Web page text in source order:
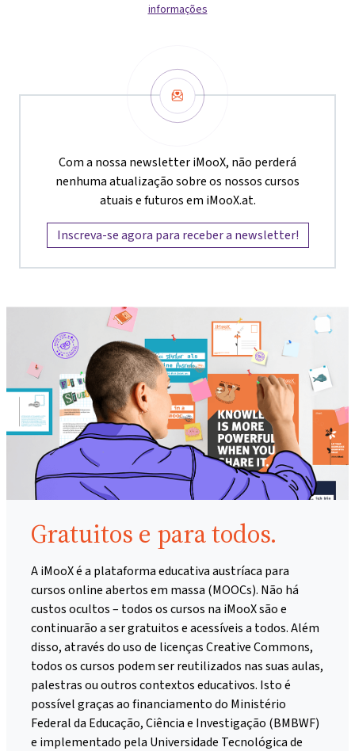
informações
Newsletter
Com a nossa newsletter iMooX, não perderá
nenhuma atualização sobre os nossos cursos
atuais e futuros em iMooX.at.
Inscreva-se agora para receber a newsletter!
Gratuitos e para todos.
A iMooX é a plataforma educativa austríaca para
cursos online abertos em massa (MOOCs). Não há
custos ocultos – todos os cursos na iMooX são e
continuarão a ser gratuitos e acessíveis a todos. Além
disso, através do uso de licenças Creative Commons,
todos os cursos podem ser reutilizados nas suas aulas,
palestras ou outros contextos educativos. Isto é
possível graças ao financiamento do Ministério
Federal da Educação, Ciência e Investigação (BMBWF)
e implementado pela Universidade Tecnológica de